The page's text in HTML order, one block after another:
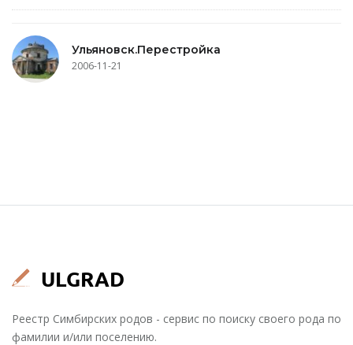
Ульяновск.Перестройка
2006-11-21
Реестр Симбирских родов - сервис по поиску своего рода по
фамилии и/или поселению.